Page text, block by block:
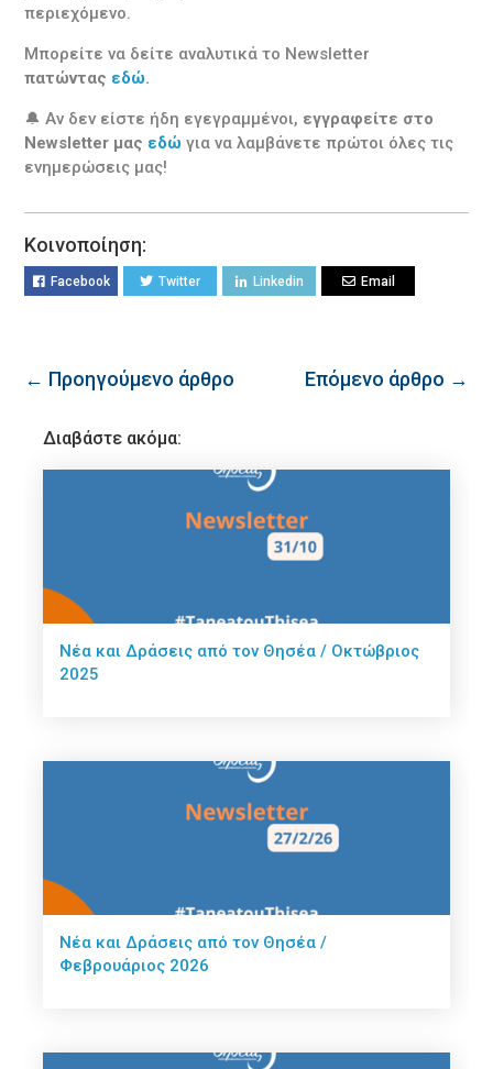
περιεχόμενο.
Μπορείτε να δείτε αναλυτικά το Newsletter
πατώντας εδώ.
🔔 Αν δεν είστε ήδη εγεγραμμένοι, εγγραφείτε στο
Newsletter μας εδώ για να λαμβάνετε πρώτοι όλες τις
ενημερώσεις μας!
Κοινοποίηση:
Facebook Twitter Linkedin Email
← Προηγούμενο άρθρο Επόμενο άρθρο →
Διαβάστε ακόμα:
Νέα και Δράσεις από τον Θησέα / Οκτώβριος
2025
Νέα και Δράσεις από τον Θησέα /
Φεβρουάριος 2026